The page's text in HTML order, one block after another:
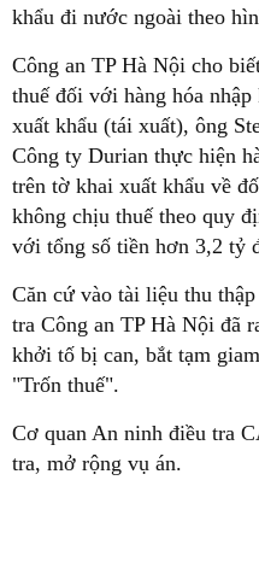
khẩu đi nước ngoài theo
Công an TP Hà Nội cho
thuế đối với hàng hóa nhập
xuất khẩu (tái xuất), ông
Công ty Durian thực hiện
trên tờ khai xuất khẩu về
không chịu thuế theo quy
với tổng số tiền hơn 3,2 tỷ
Căn cứ vào tài liệu thu
tra Công an TP Hà Nội đã
khởi tố bị can, bắt tạm
"Trốn thuế".
Cơ quan An ninh điều tra
tra, mở rộng vụ án.